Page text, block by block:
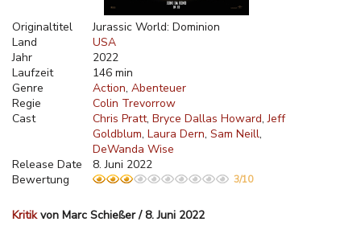
Originaltitel
Jurassic World: Dominion
Land
USA
Jahr
2022
Laufzeit
146 min
Genre
Action Abenteuer
Regie
Colin Trevorrow
Cast
Chris Pratt Bryce Dallas Howard Jeff
Goldblum Laura Dern Sam Neill
DeWanda Wise
Release Date
8. Juni 2022
Bewertung
3/10
Kritikvon Marc Schießer / 8. Juni 2022